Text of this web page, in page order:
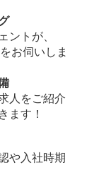
トが、
お伺いしま
人をご紹介
ます！
や入社時期